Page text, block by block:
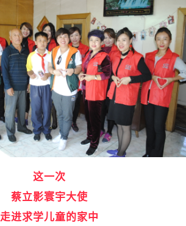
这一次
蔡立影寰宇大使
走进求学儿童的家中